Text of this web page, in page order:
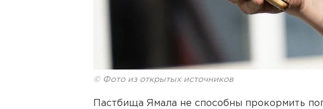
© Фото из открытых источников
Пастбища Ямала не способны прокормить